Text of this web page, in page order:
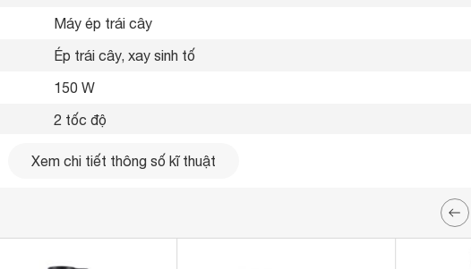
Máy ép trái cây
Ép trái cây, xay sinh tố
150 W
2 tốc độ
Nút nhấn
Vòi chống nhỏ giọt
Xem chi tiết thông số kĩ thuật